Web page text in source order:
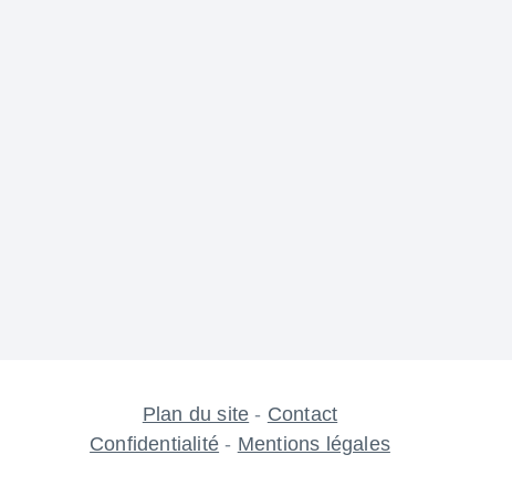
Plan du site - Contact
Confidentialité - Mentions légales